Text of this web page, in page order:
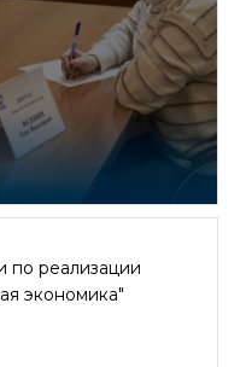
по реализации
экономика"